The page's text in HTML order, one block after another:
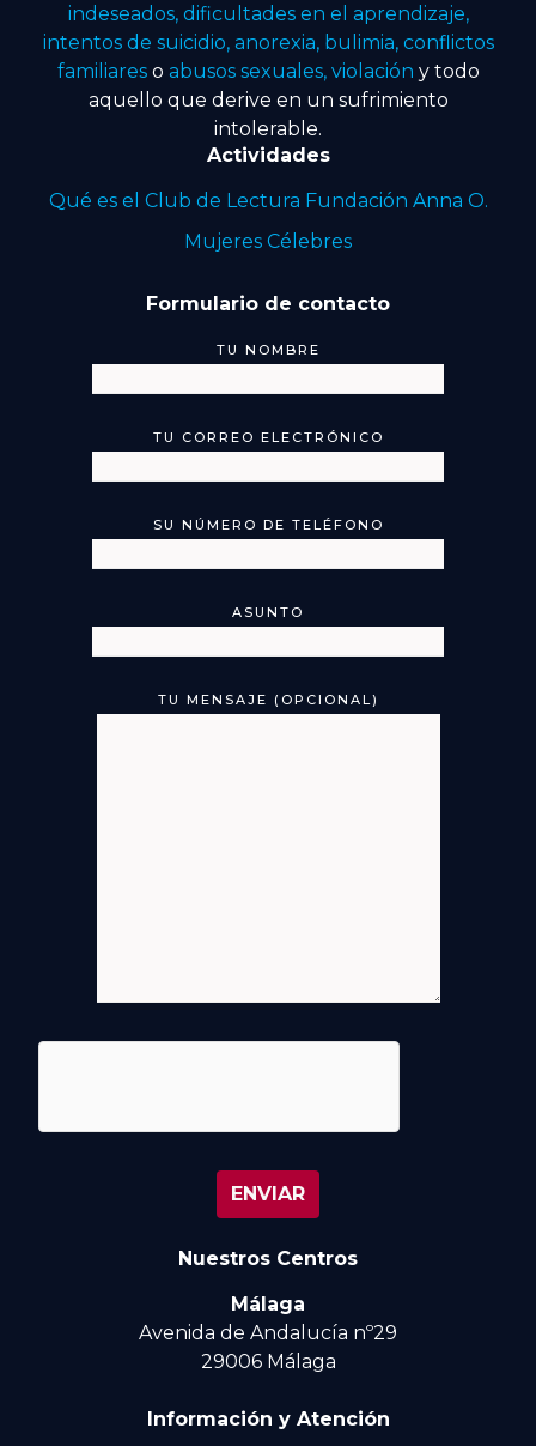
indeseados, dificultades en el aprendizaje,
intentos de suicidio, anorexia, bulimia, conflictos
familiareso abusos sexuales, violación y todo
aquello que derive en un sufrimiento
intolerable.
Actividades
Qué es el Club de Lectura Fundación Anna O.
Mujeres Célebres
Formulario de contacto
TU NOMBRE
TU CORREO ELECTRÓNICO
SU NÚMERO DE TELÉFONO
ASUNTO
TU MENSAJE (OPCIONAL)
Nuestros Centros
Málaga
Avenida de Andalucía nº29
29006 Málaga
Información y Atención